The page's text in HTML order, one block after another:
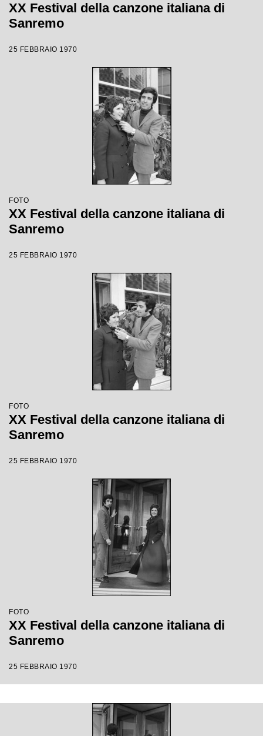
XX Festival della canzone italiana di
Sanremo
25 FEBBRAIO 1970
FOTO
XX Festival della canzone italiana di
Sanremo
25 FEBBRAIO 1970
FOTO
XX Festival della canzone italiana di
Sanremo
25 FEBBRAIO 1970
FOTO
XX Festival della canzone italiana di
Sanremo
25 FEBBRAIO 1970